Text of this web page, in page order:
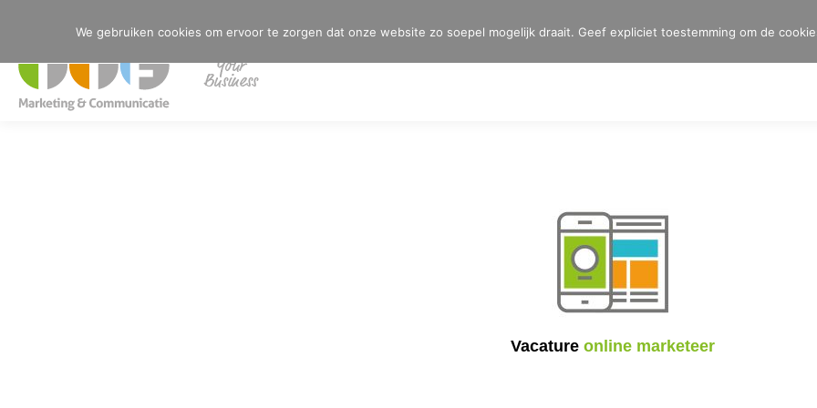
Vacature online marketeer
We gebruiken cookies om ervoor te zorgen dat onze website zo soepel mogelijk draait. Geef expliciet toestemming om de